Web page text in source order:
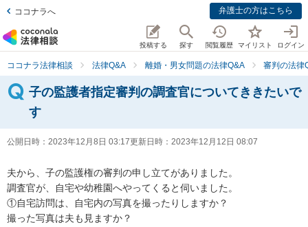
ココナラへ 弁護士の方はこちら
投稿する 探す 閲覧履歴 マイリスト ログイン
ココナラ法律相談 法律Q&A 離婚・男女問題の法律Q&A 審判の法律
子の監護者指定審判の調査官についてききたいで
す
公開日時： 2023年12月8日 03:17更新日時： 2023年12月12日 08:07
夫から、子の監護権の審判の申し立てがありました。
調査官が、自宅や幼稚園へやってくると伺いました。
①自宅訪問は、自宅内の写真を撮ったりしますか？
撮った写真は夫も見ますか？